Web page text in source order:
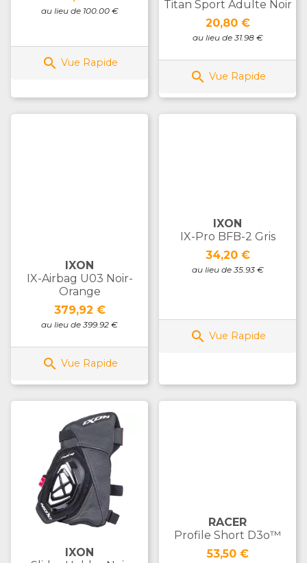
au lieu de 100.00 €
 Vue Rapide
Titan Sport Adulte Noir
Prix
20,80 €
au lieu de 31.98 €
 Vue Rapide
IXON
IX-Airbag U03 Noir-
Orange
Prix
379,92 €
au lieu de 399.92 €
 Vue Rapide
IXON
IX-Pro BFB-2 Gris
Prix
34,20 €
au lieu de 35.93 €
 Vue Rapide
IXON
RACER
Profile Short D3o™
Prix
53,50 €